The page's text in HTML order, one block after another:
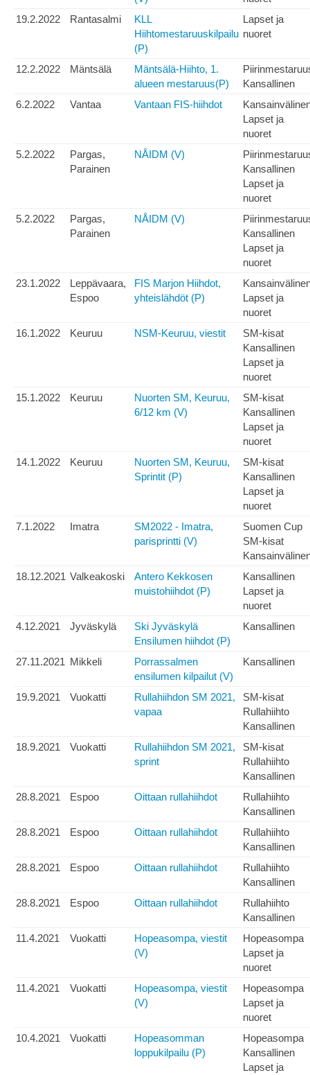
19.2.2022
Rantasalmi
KLL
Hiihtomestaruuskilpailu
(P)
Lapset ja
nuoret
12.2.2022 Mäntsälä
Mäntsälä-Hiihto, 1.
alueen mestaruus(P)
Kansallinen
6.2.2022
Vantaa Vantaan FIS-hiihdot
Lapset ja
nuoret
5.2.2022
Pargas,
Parainen
NÅIDM (V)
Kansallinen
Lapset ja
nuoret
5.2.2022
Pargas,
Parainen
NÅIDM (V)
Kansallinen
Lapset ja
nuoret
23.1.2022
Leppävaara,
Espoo
FIS Marjon Hiihdot,
yhteislähdöt (P)
Lapset ja
nuoret
16.1.2022
Keuruu NSM-Keuruu, viestit
SM-kisat
Kansallinen
Lapset ja
nuoret
15.1.2022
Keuruu
Nuorten SM, Keuruu,
6/12 km (V)
SM-kisat
Kansallinen
Lapset ja
nuoret
14.1.2022
Keuruu
Nuorten SM, Keuruu,
Sprintit (P)
SM-kisat
Kansallinen
Lapset ja
nuoret
7.1.2022
Imatra
SM2022 - Imatra,
parisprintti (V)
Suomen Cup
SM-kisat
18.12.2021 Valkeakoski
Antero Kekkosen
muistohiihdot (P)
Kansallinen
Lapset ja
nuoret
4.12.2021
Jyväskylä
Ski Jyväskylä
Ensilumen hiihdot (P)
Kansallinen
27.11.2021 Mikkeli
Porrassalmen
ensilumen kilpailut (V)
Kansallinen
19.9.2021 Vuokatti
Rullahiihdon SM 2021,
vapaa
SM-kisat
Rullahiihto
Kansallinen
18.9.2021
Vuokatti
Rullahiihdon SM 2021,
sprint
SM-kisat
Rullahiihto
Kansallinen
28.8.2021
Espoo Oittaan rullahiihdot
Rullahiihto
Kansallinen
28.8.2021
Espoo Oittaan rullahiihdot
Rullahiihto
Kansallinen
28.8.2021
Espoo Oittaan rullahiihdot
Rullahiihto
Kansallinen
28.8.2021
Espoo Oittaan rullahiihdot
Rullahiihto
Kansallinen
11.4.2021
Vuokatti
Hopeasompa, viestit
(V)
Hopeasompa
Lapset ja
nuoret
11.4.2021
Vuokatti
Hopeasompa, viestit
(V)
Hopeasompa
Lapset ja
nuoret
10.4.2021
Vuokatti
Hopeasomman
loppukilpailu (P)
Hopeasompa
Kansallinen
Lapset ja